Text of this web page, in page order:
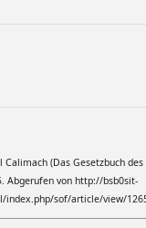
Calimach (Das Gesetzbuch
Abgerufen von http://bsb0sit-
index.php/sof/article/view/